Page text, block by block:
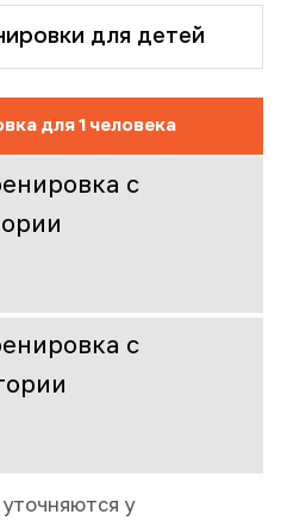
для детей
для 1 человека
с
с
у